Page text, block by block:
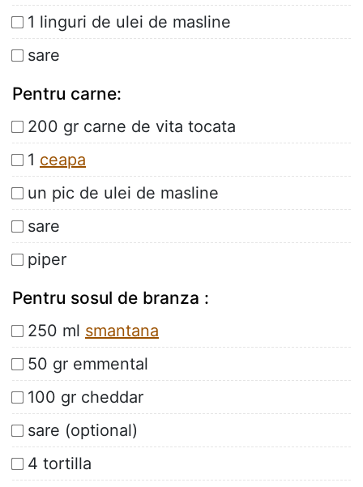
1 linguri de ulei de masline
sare
Pentru carne:
200 gr carne de vita tocata
1 ceapa
un pic de ulei de masline
sare
piper
Pentru sosul de branza :
250 ml smantana
50 gr emmental
100 gr cheddar
sare (optional)
4 tortilla